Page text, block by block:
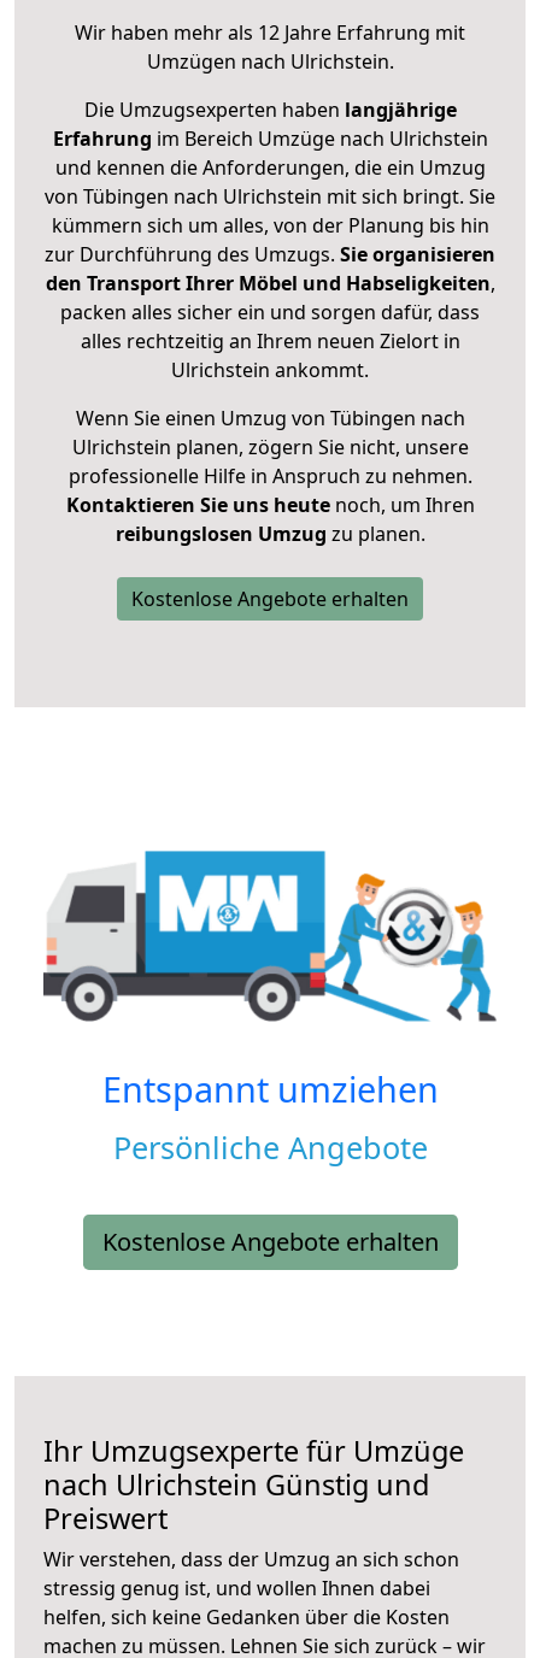
Wir haben mehr als 12 Jahre Erfahrung mit
Umzügen nach Ulrichstein.
Die Umzugsexperten haben langjährige
Erfahrung im Bereich Umzüge nach Ulrichstein
und kennen die Anforderungen, die ein Umzug
von Tübingen nach Ulrichstein mit sich bringt. Sie
kümmern sich um alles, von der Planung bis hin
zur Durchführung des Umzugs. Sie organisieren
den Transport Ihrer Möbel und Habseligkeiten,
packen alles sicher ein und sorgen dafür, dass
alles rechtzeitig an Ihrem neuen Zielort in
Ulrichstein ankommt.
Wenn Sie einen Umzug von Tübingen nach
Ulrichstein planen, zögern Sie nicht, unsere
professionelle Hilfe in Anspruch zu nehmen.
Kontaktieren Sie uns heutenoch, um Ihren
reibungslosen Umzug zu planen.
Kostenlose Angebote erhalten
Entspannt umziehen
Persönliche Angebote
Kostenlose Angebote erhalten
Ihr Umzugsexperte für Umzüge
nach Ulrichstein Günstig und
Preiswert
Wir verstehen, dass der Umzug an sich schon
stressig genug ist, und wollen Ihnen dabei
helfen, sich keine Gedanken über die Kosten
machen zu müssen. Lehnen Sie sich zurück – wir